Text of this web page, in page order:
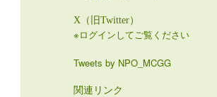
X（旧Twitter）
※ログインしてご覧ください
Tweets by NPO_MCGG
関連リンク